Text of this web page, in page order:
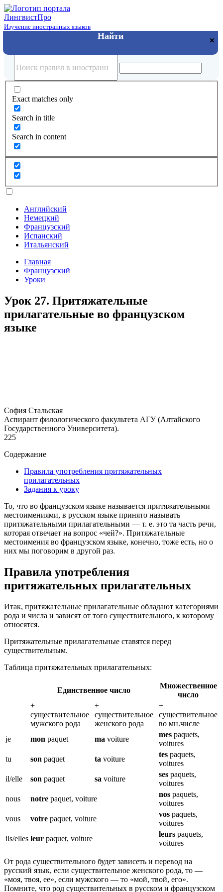
ЛингвистПро
Изучение иностранных языков
Exact matches only
Search in title
Search in content
Английский
Немецкий
Французский
Испанский
Итальянский
Главная
Французский
Уроки
Урок 27. Притяжательные
прилагательные во французском
языке
София Стальская
Аспирант филологического факультета АГУ (Алтайского
Государственного Университета).
225
Содержание
Правила употребления притяжательных
прилагательных
Задания к уроку
То, что во французском языке называется притяжательными
местоимениями, в русском языке принято называть
притяжательными прилагательными — т. е. это та часть речи,
которая отвечает на вопрос «чей?». Притяжательные
местоимения во французском языке, конечно, тоже есть, но о
них мы поговорим в другой раз.
Правила употребления
притяжательных прилагательных
Итак, притяжательные прилагательные обладают категориями
рода и числа и зависят от того существительного, к которому
относятся.
Притяжательные прилагательные ставятся перед
существительным.
Таблица притяжательных прилагательных:
Единственное число
Множественное
число
+
существительное
мужского рода
+
существительное
женского рода
+
существительное
во мн.числе
je
mon paquet ma voiture
mes paquets,
voitures
tu
son paquet ta voiture
tes paquets,
voitures
il/elle
son paquet sa voiture
ses paquets,
voitures
nous
notre paquet, voiture
nos paquets,
voitures
vous
votre paquet, voiture
vos paquets,
voitures
ils/elles leur paquet, voiture
leurs paquets,
voitures
От рода существительного будет зависеть и перевод на
русский язык, если существительное женского рода, то —
«моя, твоя, ее», если мужского — то «мой, твой, его».
Помните, что род существительных в русском и французском